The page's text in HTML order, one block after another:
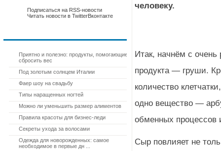
Подписаться на RSS-новости
Читать новости в TwitterВконтакте
Приятно и полезно: продукты, помогающие
сбросить вес
Под золотым солнцем Италии
Фаер шоу на свадьбу
Типы наращенных ногтей
Можно ли уменьшить размер алиментов
Правила красоты для бизнес-леди
Секреты ухода за волосами
Одежда для новорожденных: самое
необходимое в первые дн ...
человеку.
Итак, начнём с очень
продукта — груши.
количество
одно вещество —
обменных процессов
Сыр повлияет не